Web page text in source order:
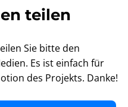
teilen
Sie bitte den
Es ist einfach für
des Projekts. Danke!